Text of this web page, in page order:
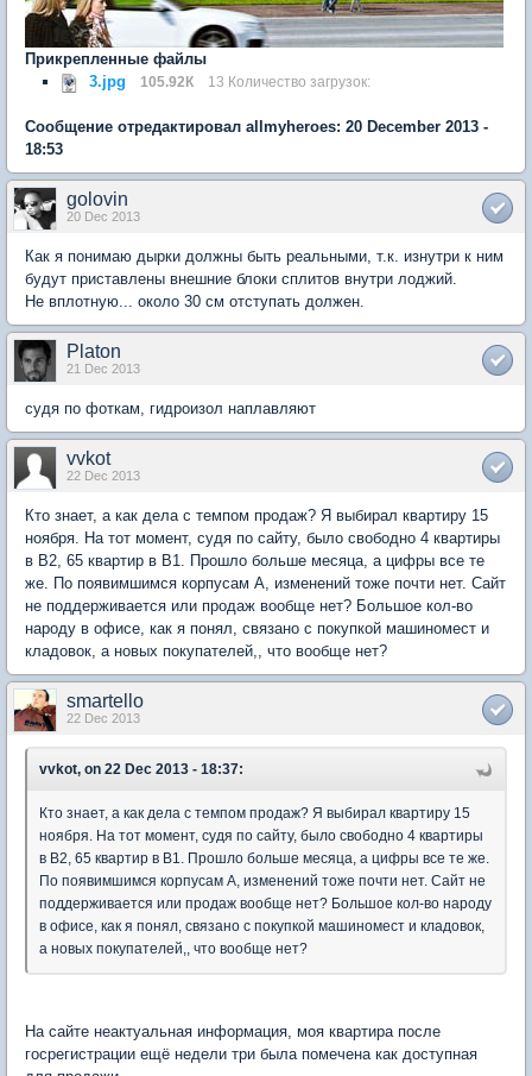
Прикрепленные файлы
3.jpg
105.92К 13 Количество загрузок:
Сообщение отредактировал allmyheroes: 20 December 2013 -
18:53
golovin
20 Dec 2013
Как я понимаю дырки должны быть реальными, т.к. изнутри к ним
будут приставлены внешние блоки сплитов внутри лоджий.
Не вплотную... около 30 см отступать должен.
Platon
21 Dec 2013
судя по фоткам, гидроизол наплавляют
vvkot
22 Dec 2013
Кто знает, а как дела с темпом продаж? Я выбирал квартиру 15
ноября. На тот момент, судя по сайту, было свободно 4 квартиры
в В2, 65 квартир в В1. Прошло больше месяца, а цифры все те
же. По появимшимся корпусам А, изменений тоже почти нет. Сайт
не поддерживается или продаж вообще нет? Большое кол-во
народу в офисе, как я понял, связано с покупкой машиномест и
кладовок, а новых покупателей,, что вообще нет?
smartello
22 Dec 2013
vvkot, on 22 Dec 2013 - 18:37:
Кто знает, а как дела с темпом продаж? Я выбирал квартиру 15
ноября. На тот момент, судя по сайту, было свободно 4 квартиры
в В2, 65 квартир в В1. Прошло больше месяца, а цифры все те же.
По появимшимся корпусам А, изменений тоже почти нет. Сайт не
поддерживается или продаж вообще нет? Большое кол-во народу
в офисе, как я понял, связано с покупкой машиномест и кладовок,
а новых покупателей,, что вообще нет?
На сайте неактуальная информация, моя квартира после
госрегистрации ещё недели три была помечена как доступная